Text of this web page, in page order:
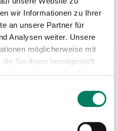
wir Informationen zu Ihrer
an unsere Partner für
Analysen weiter. Unsere
möglicherweise mit
Sie ihnen bereitgestellt
Ihrer Nutzung der Dienste
Konfigurator